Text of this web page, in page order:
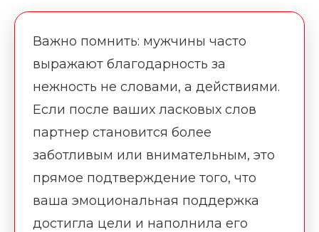
Важно помнить: мужчины часто
выражают благодарность за
нежность не словами, а действиями.
Если после ваших ласковых слов
партнер становится более
заботливым или внимательным, это
прямое подтверждение того, что
ваша эмоциональная поддержка
достигла цели и наполнила его